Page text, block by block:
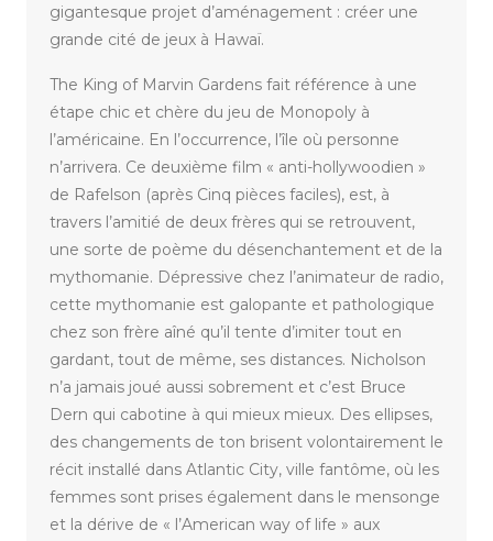
gigantesque projet d’aménagement : créer une
grande cité de jeux à Hawaï.
The King of Marvin Gardens fait référence à une
étape chic et chère du jeu de Monopoly à
l’américaine. En l’occurrence, l’île où personne
n’arrivera. Ce deuxième film « anti-hollywoodien »
de Rafelson (après Cinq pièces faciles), est, à
travers l’amitié de deux frères qui se retrouvent,
une sorte de poème du désenchantement et de la
mythomanie. Dépressive chez l’animateur de radio,
cette mythomanie est galopante et pathologique
chez son frère aîné qu’il tente d’imiter tout en
gardant, tout de même, ses distances. Nicholson
n’a jamais joué aussi sobrement et c’est Bruce
Dern qui cabotine à qui mieux mieux. Des ellipses,
des changements de ton brisent volontairement le
récit installé dans Atlantic City, ville fantôme, où les
femmes sont prises également dans le mensonge
et la dérive de « l’American way of life » aux